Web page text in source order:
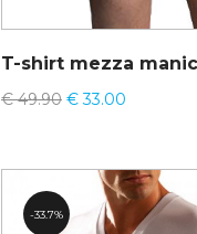
€49.90 €33.00
33.7%